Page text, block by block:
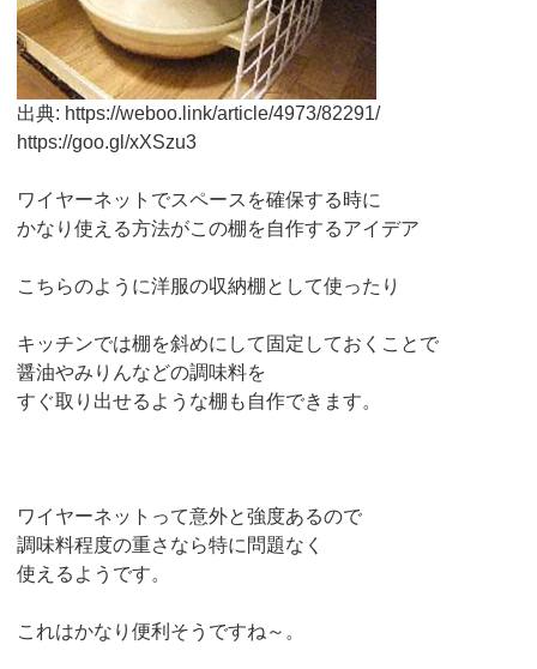
出典: https://weboo.link/article/4973/82291/
https://goo.gl/xXSzu3
ワイヤーネットでスペースを確保する時に
かなり使える方法がこの棚を自作するアイデア
こちらのように洋服の収納棚として使ったり
キッチンでは棚を斜めにして固定しておくことで
醤油やみりんなどの調味料を
すぐ取り出せるような棚も自作できます。
ワイヤーネットって意外と強度あるので
調味料程度の重さなら特に問題なく
使えるようです。
これはかなり便利そうですね～。